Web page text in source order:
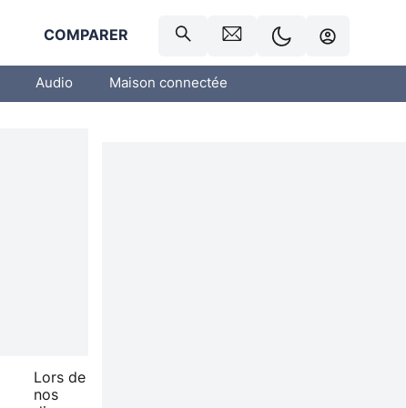
COMPARER
Audio Maison connectée
Lors de
nos